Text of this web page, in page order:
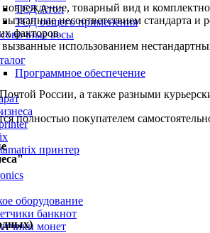
ТСД Атол
ТСД общего применения
весы
Программное обеспечение
принтер
оборудование
банкнот
монет
товарный вид и
несоответствием стандарта
факторов.
использованием
России, а также разными
полностью покупателем